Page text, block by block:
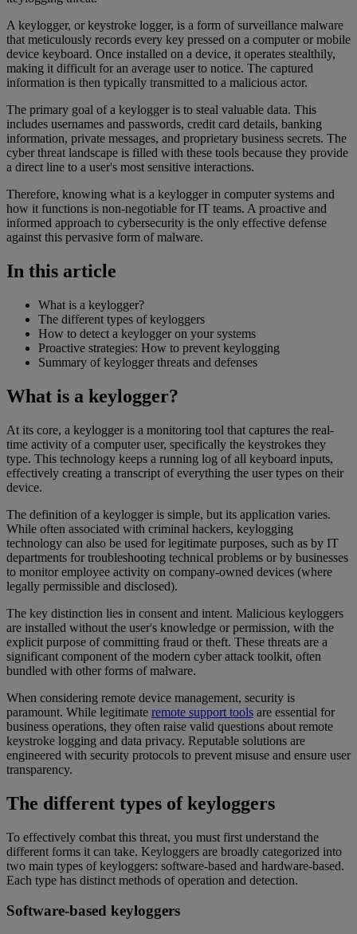
A keylogger, or keystroke logger, is a form of surveillance malware
that meticulously records every key pressed on a computer or mobile
device keyboard. Once installed on a device, it operates stealthily,
making it difficult for an average user to notice. The captured
information is then typically transmitted to a malicious actor.
The primary goal of a keylogger is to steal valuable data. This
includes usernames and passwords, credit card details, banking
information, private messages, and proprietary business secrets. The
cyber threat landscape is filled with these tools because they provide
a direct line to a user's most sensitive interactions.
Therefore, knowing what is a keylogger in computer systems and
how it functions is non-negotiable for IT teams. A proactive and
informed approach to cybersecurity is the only effective defense
against this pervasive form of malware.
In this article
What is a keylogger?
The different types of keyloggers
How to detect a keylogger on your systems
Proactive strategies: How to prevent keylogging
Summary of keylogger threats and defenses
What is a keylogger?
At its core, a keylogger is a monitoring tool that captures the real-
time activity of a computer user, specifically the keystrokes they
type. This technology keeps a running log of all keyboard inputs,
effectively creating a transcript of everything the user types on their
device.
The definition of a keylogger is simple, but its application varies.
While often associated with criminal hackers, keylogging
technology can also be used for legitimate purposes, such as by IT
departments for troubleshooting technical problems or by businesses
to monitor employee activity on company-owned devices (where
legally permissible and disclosed).
The key distinction lies in consent and intent. Malicious keyloggers
are installed without the user's knowledge or permission, with the
explicit purpose of committing fraud or theft. These threats are a
significant component of the modern cyber attack toolkit, often
bundled with other forms of malware.
When considering remote device management, security is
paramount. While legitimate remote support tools are essential for
business operations, they often raise valid questions about remote
keystroke logging and data privacy. Reputable solutions are
engineered with security protocols to prevent misuse and ensure user
transparency.
The different types of keyloggers
To effectively combat this threat, you must first understand the
different forms it can take. Keyloggers are broadly categorized into
two main types of keyloggers: software-based and hardware-based.
Each type has distinct methods of operation and detection.
Software-based keyloggers